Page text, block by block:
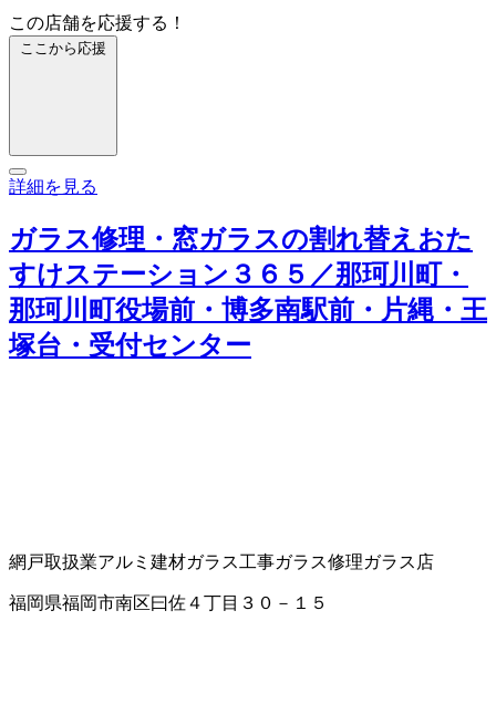
この店舗を応援する！
ここから応援
詳細を見る
ガラス修理・窓ガラスの割れ替えおた
すけステーション３６５／那珂川町・
那珂川町役場前・博多南駅前・片縄・王
塚台・受付センター
網戸取扱業アルミ建材ガラス工事ガラス修理ガラス店
福岡県福岡市南区曰佐４丁目３０－１５